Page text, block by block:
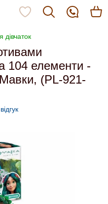
дівчаток
104 елементи -
(PL-921-